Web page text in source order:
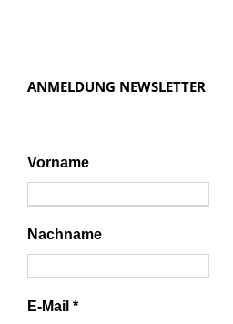
ANMELDUNG NEWSLETTER
Vorname
Nachname
E-Mail *